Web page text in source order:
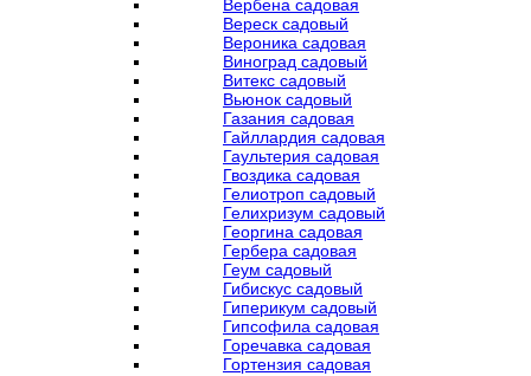
Вербена садовая
Вереск садовый
Вероника садовая
Виноград садовый
Витекс садовый
Вьюнок садовый
Газания садовая
Гайллардия садовая
Гаультерия садовая
Гвоздика садовая
Гелиотроп садовый
Гелихризум садовый
Георгина садовая
Гербера садовая
Геум садовый
Гибискус садовый
Гиперикум садовый
Гипсофила садовая
Горечавка садовая
Гортензия садовая